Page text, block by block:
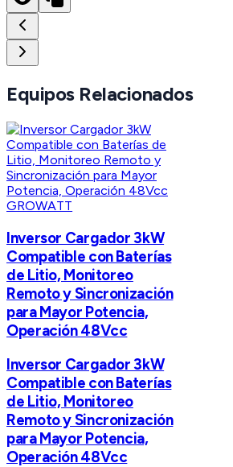
Equipos Relacionados
GROWATT
Inversor Cargador 3kW
Compatible con Baterías
de Litio, Monitoreo
Remoto y Sincronización
para Mayor Potencia,
Operación 48Vcc
Inversor Cargador 3kW
Compatible con Baterías
de Litio, Monitoreo
Remoto y Sincronización
para Mayor Potencia,
Operación 48Vcc